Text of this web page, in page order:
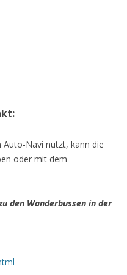
Navi nutzt, kann die
oder mit dem
den Wanderbussen in der